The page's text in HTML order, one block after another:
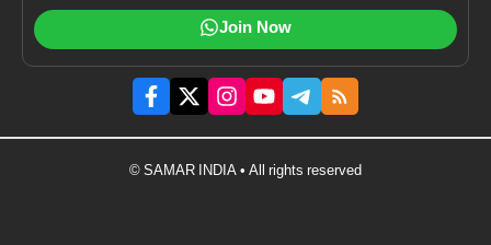
Join Now
© SAMAR INDIA • All rights reserved